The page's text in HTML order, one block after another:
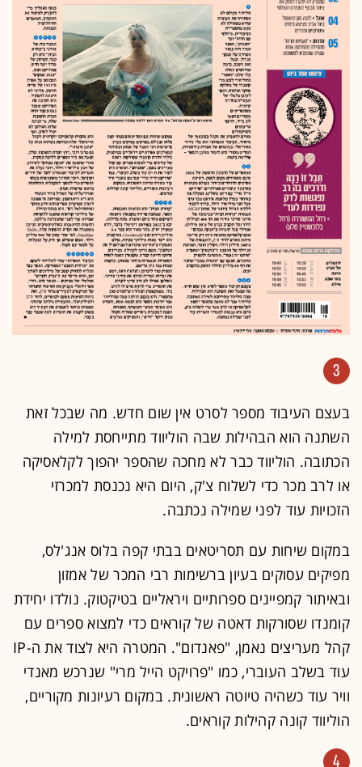
3
בעצם העיבוד מספר לסרט אין שום חדש. מה שבכל זאת
השתנה הוא הבהילות שבה הוליווד מתייחסת למילה
הכתובה. הוליווד כבר לא מחכה שהספר יהפוך לקלאסיקה
או לרב מכר כדי לשלוח צ'ק, היום היא נכנסת למכרזי
הזכויות עוד לפני שמילה נכתבה.
במקום שיחות עם תסריטאים בבתי קפה בלוס אנג'לס,
מפיקים עסוקים בעיון ברשימות רבי המכר של אמזון
ובאיתור קמפיינים ספרותיים ויראליים בטיקטוק. נולדו יחידת
קומנדו שסורקות דאטה של קוראים כדי למצוא ספרים עם
קהל מעריצים נאמן, "פאנדום". המטרה היא לצוד את ה-IP
עוד בשלב העוברי, כמו "פרויקט הייל מרי" שנרכש מאנדי
וויר עוד כשהיה טיוטה ראשונית. במקום רעיונות מקוריים,
הוליווד קונה קהילות קוראים.
4